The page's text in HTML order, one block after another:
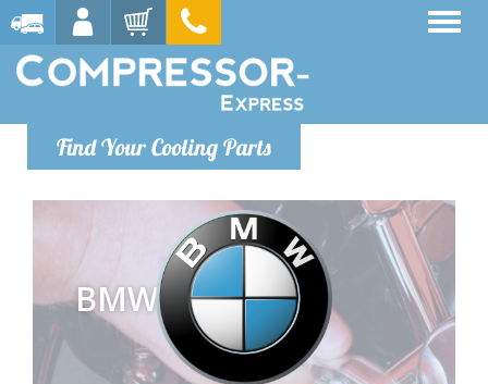
Find Your Cooling Parts
BMW